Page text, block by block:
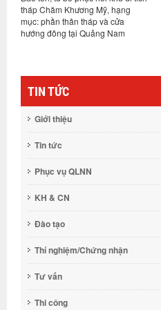
tháp Chăm Khương Mỹ, hạng
mục: phần thân tháp và cửa
hướng đông tại Quảng Nam
TIN TỨC
Giới thiệu
Tin tức
Phục vụ QLNN
KH & CN
Đào tạo
Thí nghiệm/Chứng nhận
Tư vấn
Thi công